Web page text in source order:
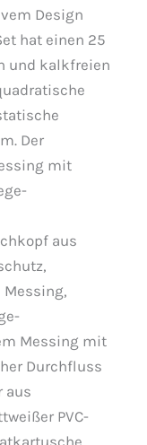
Design
hat einen 25
und kalkfreien
Der
mit
aus
Messing,
Messing mit
Durchfluss
aus
PVC-